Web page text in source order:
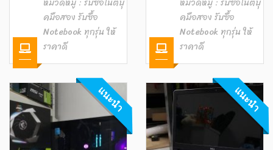
คมือสอง รับซื้อ
Notebook ทุกรุ่น ให้
ราคาดี
คมือสอง รับซื้อ
Notebook ทุกรุ่น ให้
ราคาดี
แนะนำ แนะนำ